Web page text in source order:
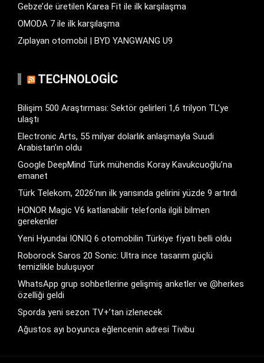
Gebze’de üretilen Karea Fit ile ilk karşılaşma
OMODA 7 ile ilk karşılaşma
Zıplayan otomobil | BYD YANGWANG U9
TECHNOLOGIC
Bilişim 500 Araştırması: Sektör gelirleri 1,6 trilyon TL’ye
ulaştı
Electronic Arts, 55 milyar dolarlık anlaşmayla Suudi
Arabistan’ın oldu
Google DeepMind Türk mühendis Koray Kavukcuoğlu’na
emanet
Türk Telekom, 2026’nın ilk yarısında gelirini yüzde 9 artırdı
HONOR Magic V6 katlanabilir telefonla ilgili bilmen
gerekenler
Yeni Hyundai IONIQ 6 otomobilin Türkiye fiyatı belli oldu
Roborock Saros 20 Sonic: Ultra ince tasarım güçlü
temizlikle buluşuyor
WhatsApp grup sohbetlerine gelişmiş anketler ve @herkes
özelliği geldi
Sporda yeni sezon TV+’tan izlenecek
Ağustos ayı boyunca eğlencenin adresi Tivibu